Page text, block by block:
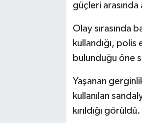
güçleri arasında
Olay sırasında
kullandığı,
bulunduğu öne
Yaşanan
kullanılan
kırıldığı görüldü.